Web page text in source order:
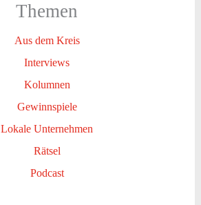
Themen
Aus dem Kreis
Interviews
Kolumnen
Gewinnspiele
Lokale Unternehmen
Rätsel
Podcast